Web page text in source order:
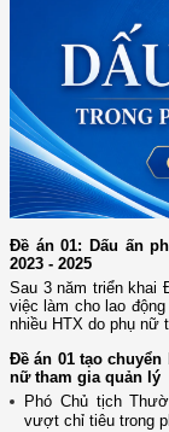
Đề án 01: Dấu ấn
2023 - 2025
Sau 3 năm triển khai
việc làm cho lao
nhiều HTX do phụ nữ
Đề án 01 tạo
nữ tham gia quản lý
Phó Chủ tịch
vượt chỉ tiêu trong